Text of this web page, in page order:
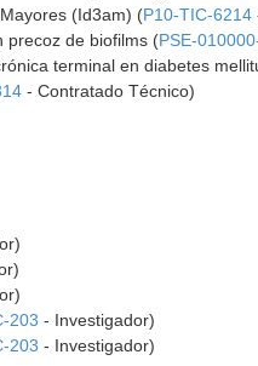
(Id3am) (P10-TIC-6214
precoz de biofilms (PSE-
terminal en diabetes
- Contratado Técnico)
203 - Investigador)
203 - Investigador)